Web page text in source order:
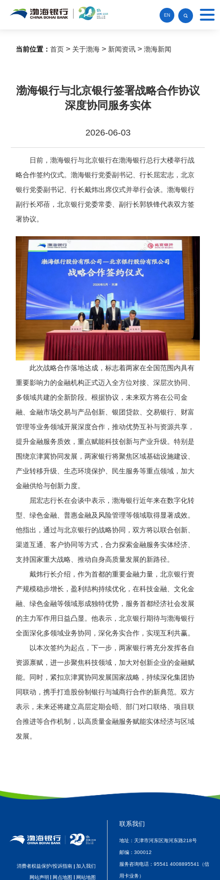
EN
当前位置： 首页> 关于渤海> 新闻资讯> 渤海新闻
渤海银行与北京银行签署战略合作协议
深度协同服务实体
2026-06-03
日前，渤海银行与北京银行在渤海银行总行大楼举行战
略合作签约仪式。渤海银行党委副书记、行长屈宏志，北京
银行党委副书记、行长戴炜出席仪式并举行会谈。渤海银行
副行长邓蓓， 北京银行党委常委、 副行长郭轶锋代表双方签
署协议。
此次战略合作落地达成，标志着两家在全国范围内具有
重要影响力的金融机构正式迈入全方位对接、深层次协同、
多领域共建的全新阶段。根据协议，未来双方将在公司金
融、金融市场交易与产品创新、银团贷款、交易银行、财富
管理等业务领域开展深度合作，推动优势互补与资源共享，
提升金融服务质效，重点赋能科技创新与产业升级。特别是
围绕京津冀协同发展，两家银行将聚焦区域基础设施建设、
产业转移升级、生态环境保护、民生服务等重点领域，加大
金融供给与创新力度。
屈宏志行长在会谈中表示，渤海银行近年来在数字化转
型、绿色金融、普惠金融及风险管理等领域取得显著成效。
他指出，通过与北京银行的战略协同，双方将以联合创新、
渠道互通、客户协同等方式，合力探索金融服务实体经济、
支持国家重大战略、推动自身高质量发展的新路径。
戴炜行长介绍，作为首都的重要金融力量，北京银行资
产规模稳步增长，盈利结构持续优化，在科技金融、文化金
融、绿色金融等领域形成独特优势，服务首都经济社会发展
的主力军作用日益凸显。他表示，北京银行期待与渤海银行
全面深化多领域业务协同 ， 深化务实合作，实现互利共赢。
以本次签约为起点， 下一步，两家银行将充分发挥各自
资源禀赋， 进一步聚焦科技领域，加大对创新企业的金融赋
能。同时，紧扣京津冀协同发展国家战略， 持续深化集团协
同联动，携手打造股份制银行与城商行合作的新典范。 双方
表示， 未来还将建立高层定期会晤、部门对口联络、项目联
合推进等合作机制， 以高质量金融服务赋能实体经济与区域
发展。
消费者权益保护/投诉指南 加入我们
网站声明 网点地图 网站地图
联系我们
地址：天津市河东区海河东路218号
邮编： 300012
服务咨询电话： 95541 4008895541（信
用卡业务）